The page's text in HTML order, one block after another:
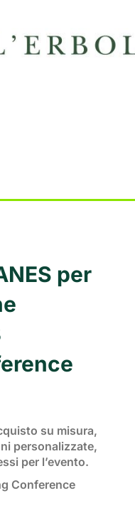
per
su misura,
personalizzate,
per l’evento.
Conference